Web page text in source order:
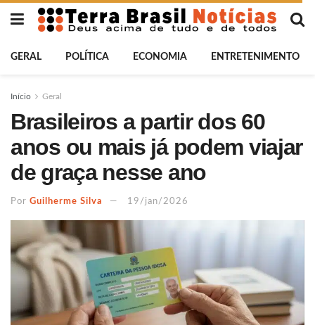
GERAL POLÍTICA ECONOMIA ENTRETENIMENTO
Início Geral
Brasileiros a partir dos 60
anos ou mais já podem viajar
de graça nesse ano
Por Guilherme Silva 19/jan/2026